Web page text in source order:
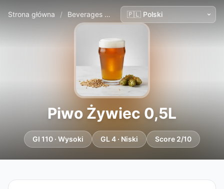
Strona główna / Beverages / Piwo Żywiec 0,5L
Piwo Żywiec 0,5L
GI 110 · Wysoki GL 4 · Niski Score 2/10